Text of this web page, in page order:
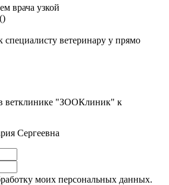
врача узкой
ветеринару у прямо
ветклинике "ЗООКлиник" к
Сергеевна
моих персональных данных.